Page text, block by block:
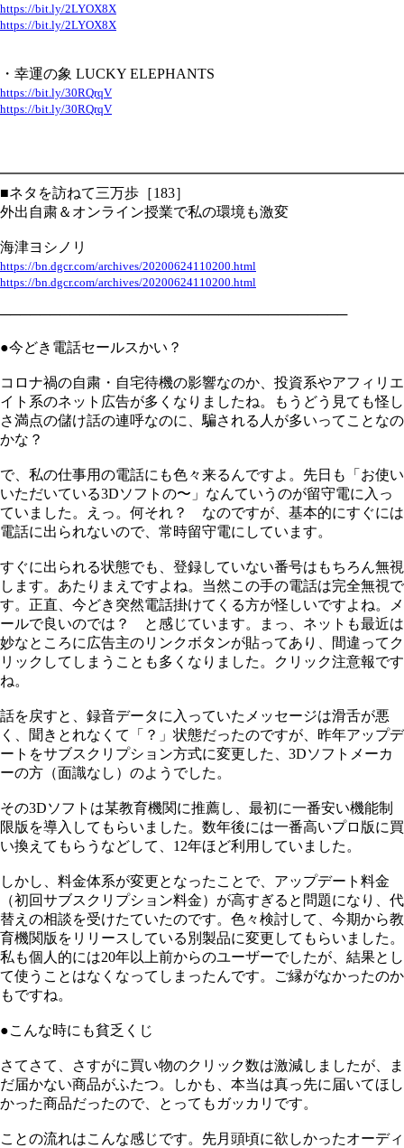
https://bit.ly/2LYOX8X
https://bit.ly/2LYOX8X
・幸運の象 LUCKY ELEPHANTS
https://bit.ly/30RQrqV
https://bit.ly/30RQrqV
■ネタを訪ねて三万歩［183］
外出自粛＆オンライン授業で私の環境も激変
海津ヨシノリ
https://bn.dgcr.com/archives/20200624110200.html
https://bn.dgcr.com/archives/20200624110200.html
───────────────────────────────────
●今どき電話セールスかい？
コロナ禍の自粛・自宅待機の影響なのか、投資系やアフィリエ
イト系のネット広告が多くなりましたね。もうどう見ても怪し
さ満点の儲け話の連呼なのに、騙される人が多いってことなの
かな？
で、私の仕事用の電話にも色々来るんですよ。先日も「お使い
いただいている3Dソフトの〜」なんていうのが留守電に入っ
ていました。えっ。何それ？ なのですが、基本的にすぐには
電話に出られないので、常時留守電にしています。
すぐに出られる状態でも、登録していない番号はもちろん無視
します。あたりまえですよね。当然この手の電話は完全無視で
す。正直、今どき突然電話掛けてくる方が怪しいですよね。メ
ールで良いのでは？ と感じています。まっ、ネットも最近は
妙なところに広告主のリンクボタンが貼ってあり、間違ってク
リックしてしまうことも多くなりました。クリック注意報です
ね。
話を戻すと、録音データに入っていたメッセージは滑舌が悪
く、聞きとれなくて「？」状態だったのですが、昨年アップデ
ートをサブスクリプション方式に変更した、3Dソフトメーカ
ーの方（面識なし）のようでした。
その3Dソフトは某教育機関に推薦し、最初に一番安い機能制
限版を導入してもらいました。数年後には一番高いプロ版に買
い換えてもらうなどして、12年ほど利用していました。
しかし、料金体系が変更となったことで、アップデート料金
（初回サブスクリプション料金）が高すぎると問題になり、代
替えの相談を受けたていたのです。色々検討して、今期から教
育機関版をリリースしている別製品に変更してもらいました。
私も個人的には20年以上前からのユーザーでしたが、結果とし
て使うことはなくなってしまったんです。ご縁がなかったのか
もですね。
●こんな時にも貧乏くじ
さてさて、さすがに買い物のクリック数は激減しましたが、ま
だ届かない商品がふたつ。しかも、本当は真っ先に届いてほし
かった商品だったので、とってもガッカリです。
ことの流れはこんな感じです。先月頭頃に欲しかったオーディ